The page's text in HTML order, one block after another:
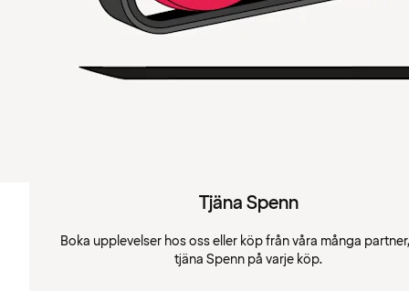
Tjäna Spenn
Boka upplevelser hos oss eller köp från våra många
tjäna Spenn på varje köp.